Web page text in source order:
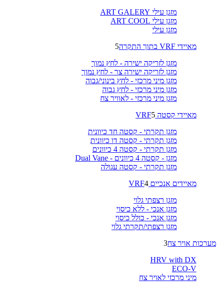
מזגן עילי ART GALERY
מזגן עילי ART COOL
מזגן עילי
מאיידי VRF בתוך התקרה
5
מזגן לזריקה ישירה - לחץ נמוך
מזגן לזריקה ישירה צר - לחץ נמוך
מזגן מיני מרכזי - לחץ בינוני/גבוה
מזגן מיני מרכזי - לחץ גבוה
מזגן מיני מרכזי - לאוויר צח
מאיידי קסטה VRF 5
מזגן תקרתי - קסטה חד כיוונית
מזגן תקרתי - קסטה דו כיוונית
מזגן תקרתי - קסטה 4 כיוונים
מזגן - קסטה 4 כיוונים - Dual Vane
מזגן תקרתי - קסטה עגולה
מאיידים אנכיים VRF 4
מזגן רצפתי גלוי
מזגן אנכי - ללא כיסוי
מזגן אנכי - כולל כיסוי
מזגן רצפתי/תקרתי גלוי
מערכות אויר צח3
HRV with DX
ECO-V
מיני מרכזי לאויר צח